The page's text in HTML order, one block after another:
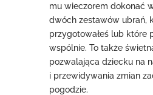
mu wieczorem dokonać
dwóch zestawów ubrań,
przygotowałeś lub które
wspólnie. To także
pozwalająca dziecku na
i przewidywania zmian
pogodzie.